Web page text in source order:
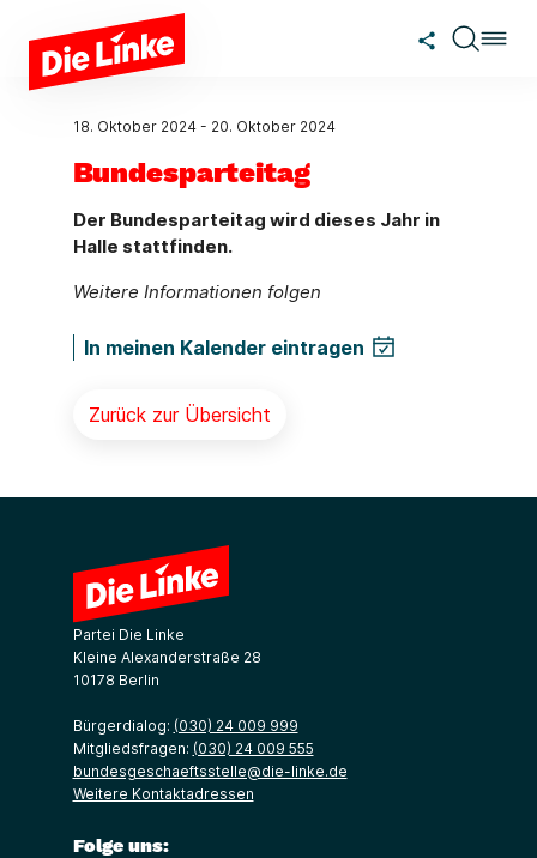
Zum Hauptinhalt springen
18. Oktober 2024- 20. Oktober 2024
Bundesparteitag
Der Bundesparteitag wird dieses Jahr in
Halle stattfinden.
Weitere Informationen folgen
In meinen Kalender eintragen
Zurück zur Übersicht
Partei Die Linke
Kleine Alexanderstraße 28
10178 Berlin
Bürgerdialog: (030) 24 009 999
Mitgliedsfragen: (030) 24 009 555
bundesgeschaeftsstelle@die-linke.de
Weitere Kontaktadressen
Folge uns: